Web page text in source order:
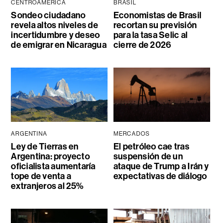
CENTROAMÉRICA
Sondeo ciudadano
revela altos niveles de
incertidumbre y deseo
de emigrar en Nicaragua
BRASIL
Economistas de Brasil
recortan su previsión
para la tasa Selic al
cierre de 2026
ARGENTINA
Ley de Tierras en
Argentina: proyecto
oficialista aumentaría
tope de venta a
extranjeros al 25%
MERCADOS
El petróleo cae tras
suspensión de un
ataque de Trump a Irán y
expectativas de diálogo